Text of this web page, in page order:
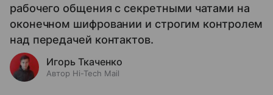
рабочего общения с секретными чатами на
оконечном шифровании и строгим контролем
над передачей контактов.
Игорь Ткаченко
Автор Hi-Tech Mail